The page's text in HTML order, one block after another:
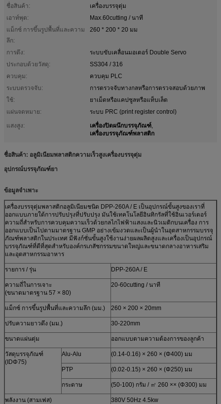
ชื่อสินค้า:
เครื่องบรรจุตุ่ม
เอาท์พุต:
Max.60cutting / นาที
แม็กซ์ การขึ้นรูปพื้นที่และความ
ลึก:
260 * 200 * 20 มม
การดึง:
ระบบขับเคลื่อนมอเตอร์ Double Servo
ประกอบด้วยวัสดุ:
SS304 / 316
ควบคุม:
ควบคุม PLC
ระบบตรวจจับ:
การตรวจจับทางกลหรือการตรวจสอบด้วยภาพ
ใช้:
ยาเม็ดหรือแคปซูลหรือแท็บเล็ต
แผ่นจดหมาย:
ระบบ PRC (print register control)
แสงสูง:
เครื่องปิดผนึกบรรจุภัณฑ์,
เครื่องบรรจุภัณฑ์พลาสติก
ชื่อสินค้า: อลูมิเนียมพลาสติกความเร็วสูงเครื่องบรรจุตุ่ม
อุปกรณ์บรรจุภัณฑ์ยา
ข้อมูลจำเพาะ
เครื่องบรรจุตุ่มพลาสติกอลูมิเนียมชนิด DPP-260A / E เป็นอุปกรณ์ขั้นสูงของเราที่
ออกแบบภายใต้การปรับปรุงที่ปรับปรุง มันใช้เทคโนโลยีอินทิกรัลที่ใช้อินเวอร์เตอร์
ความถี่สำหรับการควบคุมความเร็วด้วยกลไกไฟฟ้าแสงและนิวเมติกบนเครื่อง การ
ออกแบบเป็นไปตามมาตรฐาน GMP อย่างเข้มงวดและเป็นผู้นำในอุตสาหกรรมบรรจุ
ภัณฑ์พลาสติกในประเทศ มีฟังก์ชั่นขั้นสูงใช้งานง่ายผลผลิตสูงและเครื่องเป็นอุปกรณ์
บรรจุภัณฑ์ที่ดีที่สุดสำหรับองค์กรเภสัชกรรมขนาดใหญ่และขนาดกลางอาหารเสริม
และอุตสาหกรรมอาหาร
รายการ / รุ่น DPP-260A / E
ความถี่ในการเจาะ
(ขนาดมาตรฐาน 57 × 80)
20-60cutting / นาที
แม็กซ์ การขึ้นรูปพื้นที่และความลึก (มม.) 260 × 200 × 20mm
ปรับความยาวดึง (มม.) 30-220mm
ขนาดแผ่นตุ่ม ออกแบบตามความต้องการของลูกค้า
วัสดุบรรจุภัณฑ์
(IDΦ75)
Alu-Alu (0.14-0.16) × 260 × (Φ400) มม
PTP (0.02-0.15) × 260 × (Φ250) มม
กระดาษ (50-100) กรัม / ㎡ 260 ×× (Φ300) มม
พลังงาน (สามเฟส) 380V 50Hz 4.5kw